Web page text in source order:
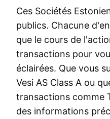
Ces Sociétés
publics. Chacune
que le cours de
transactions pour
éclairées. Que vous
Vesi AS Class A ou
transactions comme
des informations